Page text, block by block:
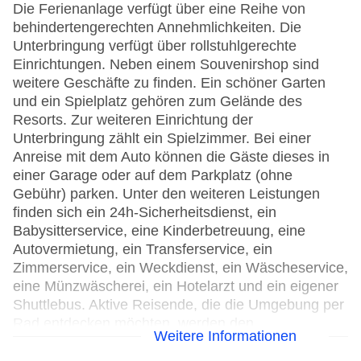
Die Ferienanlage verfügt über eine Reihe von
behindertengerechten Annehmlichkeiten. Die
Unterbringung verfügt über rollstuhlgerechte
Einrichtungen. Neben einem Souvenirshop sind
weitere Geschäfte zu finden. Ein schöner Garten
und ein Spielplatz gehören zum Gelände des
Resorts. Zur weiteren Einrichtung der
Unterbringung zählt ein Spielzimmer. Bei einer
Anreise mit dem Auto können die Gäste dieses in
einer Garage oder auf dem Parkplatz (ohne
Gebühr) parken. Unter den weiteren Leistungen
finden sich ein 24h-Sicherheitsdienst, ein
Babysitterservice, eine Kinderbetreuung, eine
Autovermietung, ein Transferservice, ein
Zimmerservice, ein Weckdienst, ein Wäscheservice,
eine Münzwäscherei, ein Hotelarzt und ein eigener
Shuttlebus. Aktive Reisende, die die Umgebung per
Fahrradverleih zu schätzen wissen. Kostenfrei steht
Weitere Informationen